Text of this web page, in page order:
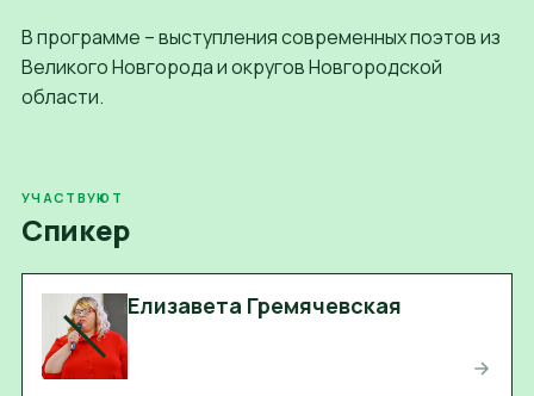
В программе – выступления современных поэтов из
Великого Новгорода и округов Новгородской
области.
УЧАСТВУЮТ
Спикер
Елизавета Гремячевская